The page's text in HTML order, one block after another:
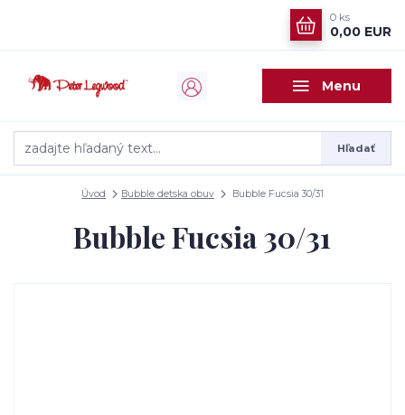
Menu
Hľadať
0 ks
0,00 EUR
Úvod Bubble detska obuv Bubble Fucsia 30/31
Bubble Fucsia 30/31